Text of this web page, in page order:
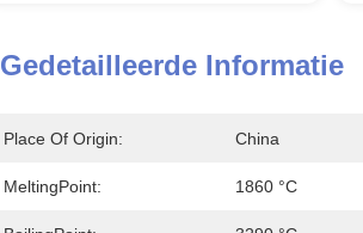
Gedetailleerde Informatie
Place Of Origin: China
MeltingPoint: 1860 °C